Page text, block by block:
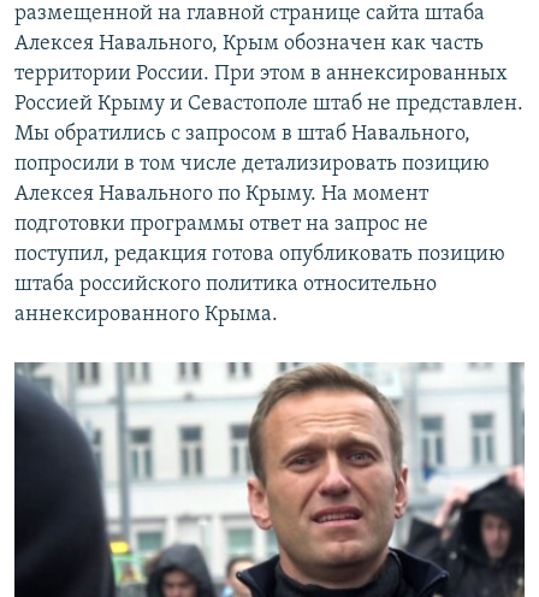
размещенной на главной странице сайта штаба
Алексея Навального, Крым обозначен как часть
территории России. При этом в аннексированных
Россией Крыму и Севастополе штаб не представлен.
Мы обратились с запросом в штаб Навального,
попросили в том числе детализировать позицию
Алексея Навального по Крыму. На момент
подготовки программы ответ на запрос не
поступил, редакция готова опубликовать позицию
штаба российского политика относительно
аннексированного Крыма.